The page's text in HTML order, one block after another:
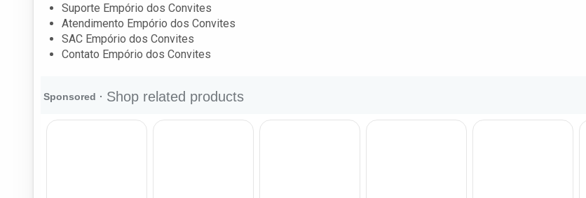
Suporte Empório dos Convites
Atendimento Empório dos Convites
SAC Empório dos Convites
Contato Empório dos Convites